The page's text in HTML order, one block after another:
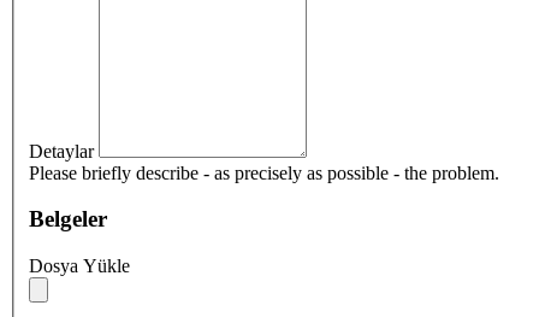
Detaylar
Please briefly describe - as precisely as possible - the problem.
Belgeler
Dosya Yükle